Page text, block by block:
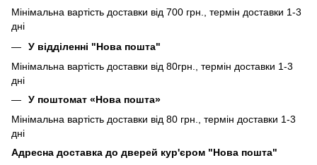
Мінімальна вартість доставки від 700 грн., термін доставки 1-3
дні
У відділенні "Нова пошта"
Мінімальна вартість доставки від 80грн., термін доставки 1-3
дні
У поштомат «Нова пошта»
Мінімальна вартість доставки від 80 грн., термін доставки 1-3
дні
Адресна доставка до дверей кур'єром "Нова пошта"